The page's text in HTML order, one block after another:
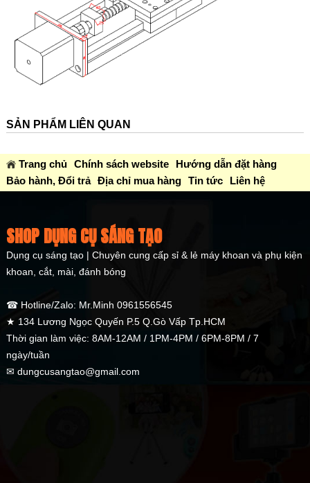
SẢN PHẨM LIÊN QUAN
Trang chủ Chính sách website
Hướng dẫn đặt hàng
Bảo hành, Đổi trả Địa chỉ mua hàng Tin tức Liên hệ
SHOP DỤNG CỤ SÁNG TẠO
Dụng cụ sáng tạo | Chuyên cung cấp sỉ & lẻ máy khoan và phụ kiện
khoan, cắt, mài, đánh bóng
☎ Hotline/Zalo: Mr.Minh 0961556545
★ 134 Lương Ngọc Quyến P.5 Q.Gò Vấp Tp.HCM
Thời gian làm việc: 8AM-12AM / 1PM-4PM / 6PM-8PM / 7
ngày/tuần
✉ dungcusangtao@gmail.com